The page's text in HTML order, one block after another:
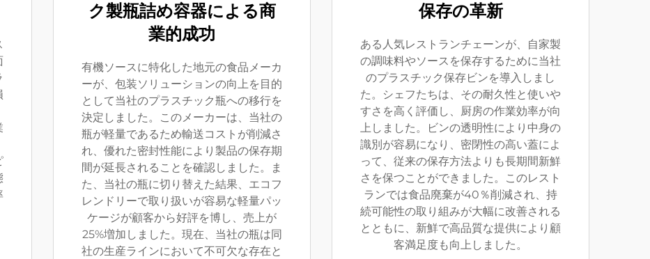
ク製瓶詰め容器による商
業的成功
有機ソースに特化した地元の食品メーカ
ーが、包装ソリューションの向上を目的
として当社のプラスチック瓶への移行を
決定しました。このメーカーは、当社の
瓶が軽量であるため輸送コストが削減さ
れ、優れた密封性能により製品の保存期
間が延長されることを確認しました。ま
た、当社の瓶に切り替えた結果、エコフ
レンドリーで取り扱いが容易な軽量パッ
ケージが顧客から好評を博し、売上が
25%増加しました。現在、当社の瓶は同
社の生産ラインにおいて不可欠な存在と
保存の革新
ある人気レストランチェーンが、自家製
の調味料やソースを保存するために当社
のプラスチック保存ビンを導入しまし
た。シェフたちは、その耐久性と使いや
すさを高く評価し、厨房の作業効率が向
上しました。ビンの透明性により中身の
識別が容易になり、密閉性の高い蓋によ
って、従来の保存方法よりも長期間新鮮
さを保つことができました。このレスト
ランでは食品廃棄が40％削減され、持
続可能性の取り組みが大幅に改善される
とともに、新鮮で高品質な提供により顧
客満足度も向上しました。